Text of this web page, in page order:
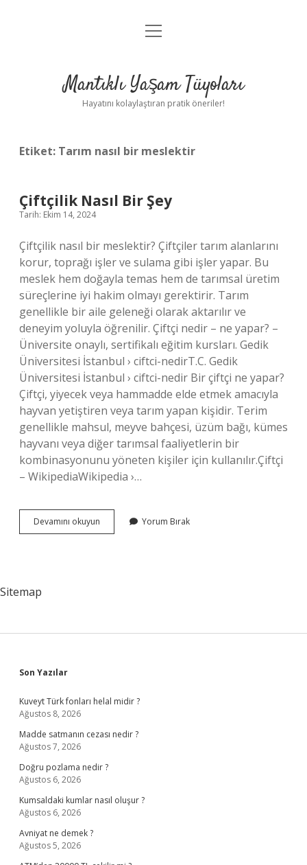
Anasayfa
Yasal Uyarı
menüyü
Mantıklı Yaşam Tüyoları
Hayatını kolaylaştıran pratik öneriler!
Etiket: Tarım nasıl bir meslektir
Çiftçilik Nasıl Bir Şey
Tarih: Ekim 14, 2024
Çiftçilik nasıl bir meslektir? Çiftçiler tarım alanlarını
korur, toprağı işler ve sulama gibi işler yapar. Bu
meslek hem doğayla temas hem de tarımsal üretim
süreçlerine iyi hakim olmayı gerektirir. Tarım
genellikle bir aile geleneği olarak aktarılır ve
deneyim yoluyla öğrenilir. Çiftçi nedir – ne yapar? –
Üniversite onaylı, sertifikalı eğitim kursları. Gedik
Üniversitesi İstanbul › ciftci-nedirT.C. Gedik
Üniversitesi İstanbul › ciftci-nedir Bir çiftçi ne yapar?
Çiftçi, yiyecek veya hammadde elde etmek amacıyla
hayvan yetiştiren veya tarım yapan kişidir. Terim
genellikle mahsul, meyve bahçesi, üzüm bağı, kümes
hayvanı veya diğer tarımsal faaliyetlerin bir
kombinasyonunu yöneten kişiler için kullanılır.Çiftçi
– WikipediaWikipedia ›…
Devamını okuyun
Nasıl
Yorum Bırak
Sitemap
Sidebar
Son Yazılar
Kuveyt Türk fonları helal midir ?
Ağustos 8, 2026
Madde satmanın cezası nedir ?
Ağustos 7, 2026
Doğru pozlama nedir ?
Ağustos 6, 2026
Kumsaldaki kumlar nasıl oluşur ?
Ağustos 6, 2026
Avniyat ne demek ?
Ağustos 5, 2026